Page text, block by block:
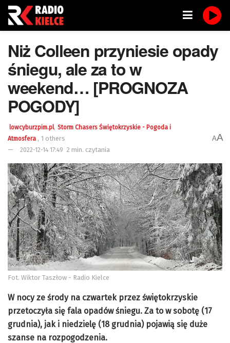
Niż Colleen przyniesie opady
śniegu, ale za to w
weekend… [PROGNOZA
POGODY]
lowcyburzpim.pl, Storm Chasers Świętokrzyskie - Pogoda i
Atmosfera , 1 others
2022-12-14 17:49 2 min. czytania
AA
Fot. Wiktor Taszłow - Radio Kielce
W nocy ze środy na czwartek przez świętokrzyskie
przetoczyła się fala opadów śniegu. Za to w sobotę (17
grudnia), jak i niedzielę (18 grudnia) pojawią się duże
szanse na rozpogodzenia.